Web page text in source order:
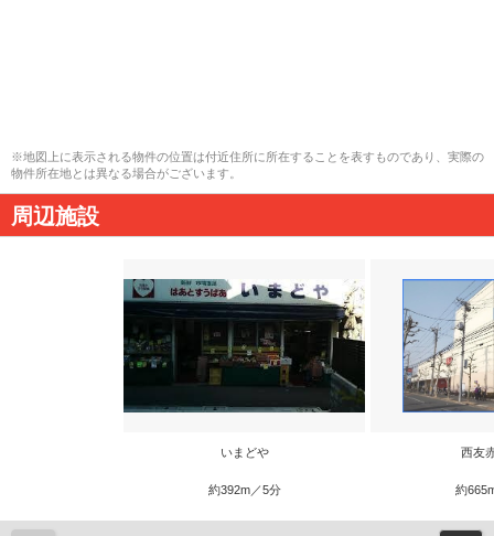
※地図上に表示される物件の位置は付近住所に所在することを表すものであり、実際の
物件所在地とは異なる場合がございます。
周辺施設
いまどや
約392m／5分
西友
約